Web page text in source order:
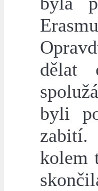
dělat
byli
kolem